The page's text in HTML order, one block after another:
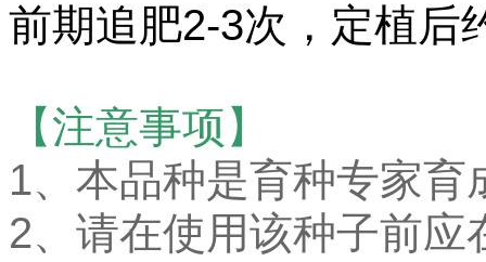
前期追肥2-3次，定植后
【注意事项】
1、本品种是育种专家
2、请在使用该种子前